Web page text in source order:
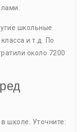
школьные
и т.д. По
около 7200
школе. Уточните: